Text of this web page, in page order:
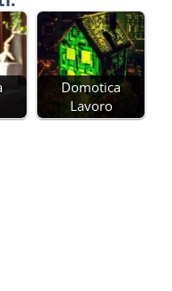
Domotica
Lavoro